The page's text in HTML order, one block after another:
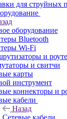
для струйных
оборудование
Bluetooth
Wi-Fi
и
и свитчи
карты
инструмент
коннекторы и
кабели
Назад
Сетевые кабели